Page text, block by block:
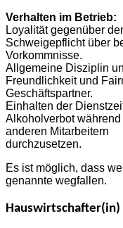
Verhalten im Betrieb:
Loyalität gegenüber
Schweigepflicht über
Vorkommnisse.
Allgemeine Disziplin
Freundlichkeit und
Geschäftspartner.
Einhalten der
Alkoholverbot
anderen Mitarbeitern
durchzusetzen.
Es ist möglich, dass
genannte wegfallen.